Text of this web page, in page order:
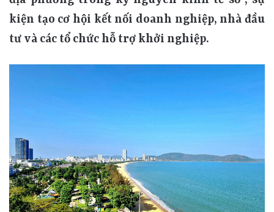
kiện tạo cơ hội kết nối doanh nghiệp, nhà đầu
tư và các tổ chức hỗ trợ khởi nghiệp.